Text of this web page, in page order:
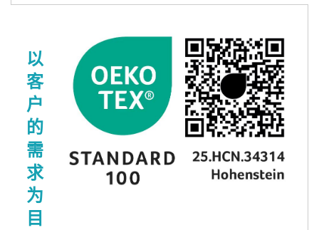
以
客
户
的
需
求
为
目